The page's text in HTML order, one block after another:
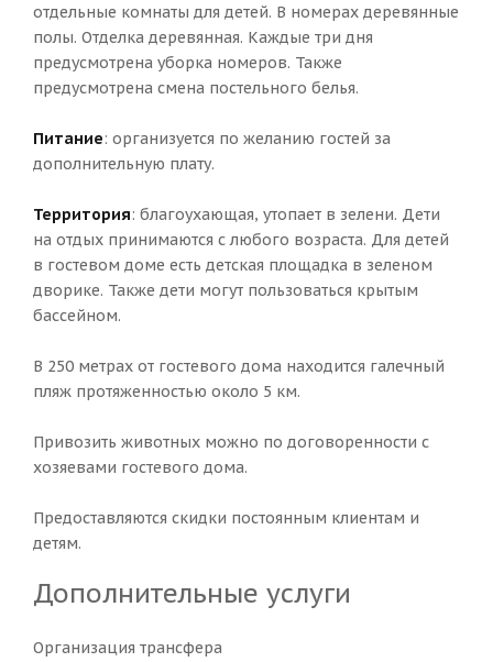
отдельные комнаты для детей. В номерах деревянные
полы. Отделка деревянная. Каждые три дня
предусмотрена уборка номеров. Также
предусмотрена смена постельного белья.
Питание: организуется по желанию гостей за
дополнительную плату.
Территория: благоухающая, утопает в зелени. Дети
на отдых принимаются с любого возраста. Для детей
в гостевом доме есть детская площадка в зеленом
дворике. Также дети могут пользоваться крытым
бассейном.
В 250 метрах от гостевого дома находится галечный
пляж протяженностью около 5 км.
Привозить животных можно по договоренности с
хозяевами гостевого дома.
Предоставляются скидки постоянным клиентам и
детям.
Дополнительные услуги
Организация трансфера